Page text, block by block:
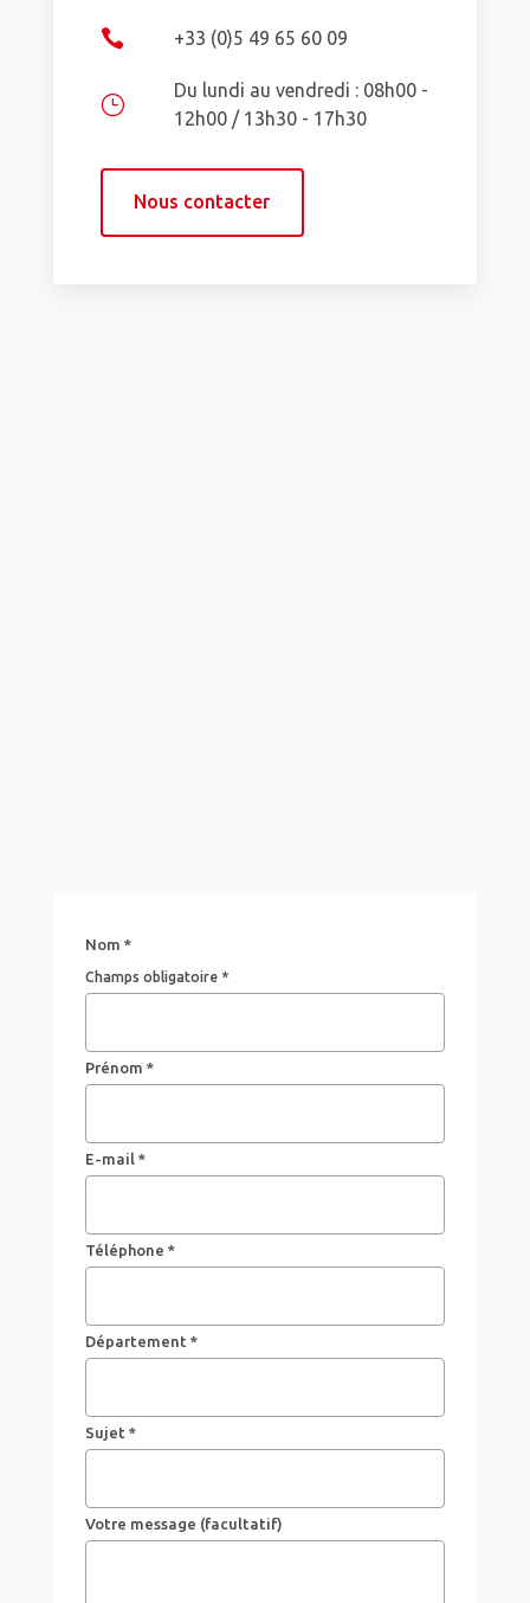
 +33 (0)5 49 65 60 09
}
Du lundi au vendredi : 08h00 -
12h00 / 13h30 - 17h30
Nous contacter
Nom *
Champs obligatoire *
Prénom *
E-mail *
Téléphone *
Département *
Sujet *
Votre message (facultatif)